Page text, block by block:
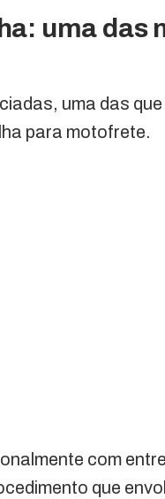
uma das
uma das
para motofrete.
com
que